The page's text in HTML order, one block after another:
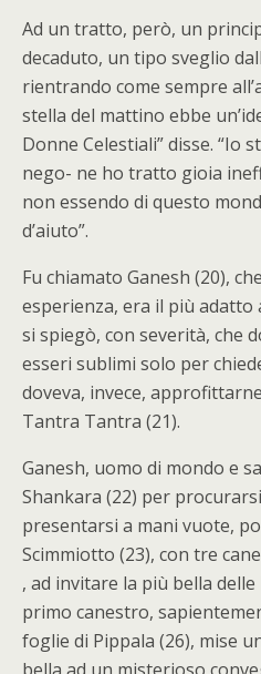
Ad un tratto, però, un
decaduto, un tipo sveglio
rientrando come sempre
stella del mattino ebbe
Donne Celestiali” disse. “Io
nego- ne ho tratto gioia
non essendo di questo
d’aiuto”.
Fu chiamato Ganesh (20),
esperienza, era il più adatto
si spiegò, con severità, che
esseri sublimi solo per
doveva, invece,
Tantra Tantra (21).
Ganesh, uomo di mondo e
Shankara (22) per
presentarsi a mani vuote,
Scimmiotto (23), con tre
, ad invitare la più bella
primo canestro,
foglie di Pippala (26), mise